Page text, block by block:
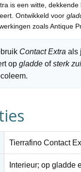
is een witte,
Ontwikkeld voor
zoalsAntique
Contact Extra als
op gladde ofsterk
.
Tierrafino Contact
Interieur; op gladde
basis
uitzicht